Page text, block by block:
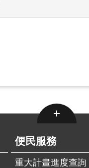
便民服務
重大計畫進度查詢